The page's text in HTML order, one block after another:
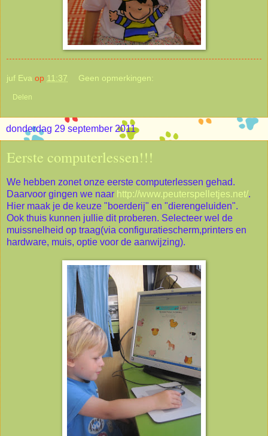
juf Eva op 11:37 Geen opmerkingen:
Delen
donderdag 29 september 2011
Eerste computerlessen!!!
We hebben zonet onze eerste computerlessen gehad.
Daarvoor gingen we naar http://www.peuterspelletjes.net/.
Hier maak je de keuze "boerderij" en "dierengeluiden".
Ook thuis kunnen jullie dit proberen. Selecteer wel de
muissnelheid op traag(via configuratiescherm,printers en
hardware, muis, optie voor de aanwijzing).